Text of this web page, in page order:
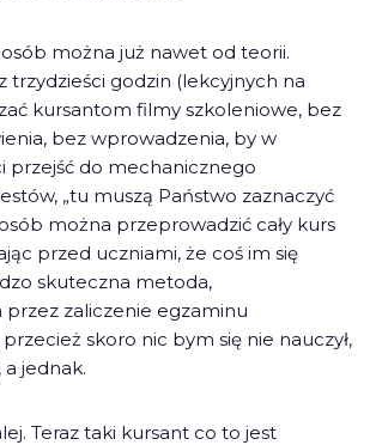
można już nawet od teorii.
trzydzieści godzin (lekcyjnych na
kursantom filmy szkoleniowe, bez
bez wprowadzenia, by w
przejść do mechanicznego
„tu muszą Państwo zaznaczyć
można przeprowadzić cały kurs
przed uczniami, że coś im się
skuteczna metoda,
przez zaliczenie egzaminu
skoro nic bym się nie nauczył,
a jednak.
Teraz taki kursant co to jest